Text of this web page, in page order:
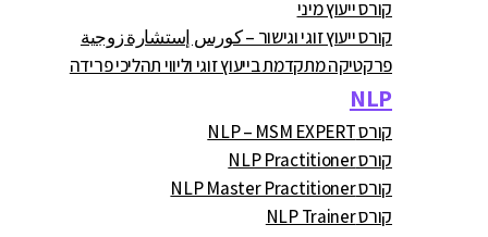
קורס ייעוץ מיני
קורס ייעוץ זוגי וגישור – كورس إستشارة زوجية
פרקטיקה מתקדמת בייעוץ זוגי וליווי תהליכי פרידה
NLP
קורס NLP – MSM EXPERT
קורס NLP Practitioner
קורס NLP Master Practitioner
קורס NLP Trainer